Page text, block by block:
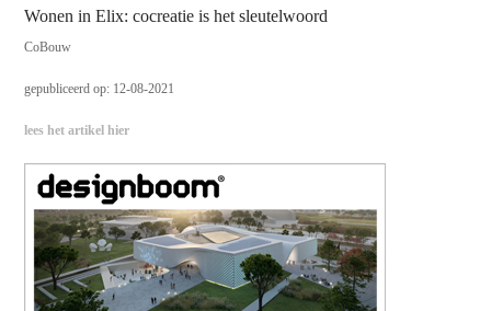
Wonen in Elix: cocreatie is het sleutelwoord
CoBouw
gepubliceerd op: 12-08-2021
lees het artikel hier